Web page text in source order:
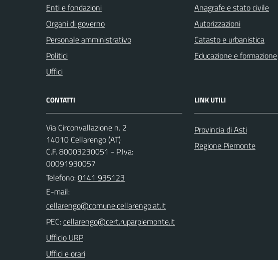
Enti e fondazioni
Organi di governo
Personale amministrativo
Politici
Uffici
Anagrafe e stato civile
Autorizzazioni
Catasto e urbanistica
Educazione e formazione
CONTATTI
Via Circonvallazione n. 2
14010 Cellarengo (AT)
C.F. 80003230051 - P.Iva:
00091930057
Telefono:0141 935123
E-mail:
PEC:
Ufficio URP
Uffici e orari
LINK UTILI
Provincia di Asti
Regione Piemonte